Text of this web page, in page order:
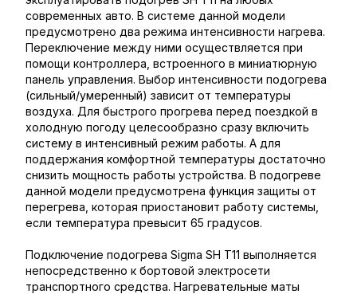
современных авто. В системе данной модели
предусмотрено два режима интенсивности нагрева.
Переключение между ними осуществляется при
помощи контроллера, встроенного в миниатюрную
панель управления. Выбор интенсивности подогрева
(сильный/умеренный) зависит от температуры
воздуха. Для быстрого прогрева перед поездкой в
холодную погоду целесообразно сразу включить
систему в интенсивный режим работы. А для
поддержания комфортной температуры достаточно
снизить мощность работы устройства. В подогреве
данной модели предусмотрена функция защиты от
перегрева, которая приостановит работу системы,
если температура превысит 65 градусов.
Подключение подогрева Sigma SH T11 выполняется
непосредственно к бортовой электросети
транспортного средства. Нагревательные маты